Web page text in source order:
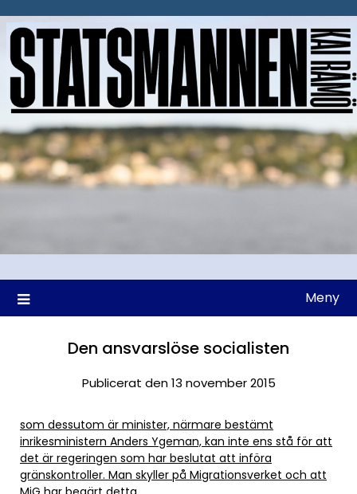
till
Meny
Den ansvarslöse socialisten
Publicerat den 13 november 2015
som dessutom är minister, närmare bestämt
inrikesministern Anders Ygeman, kan inte ens stå för att
det är regeringen som har beslutat att införa
gränskontroller. Man skyller på Migrationsverket och att